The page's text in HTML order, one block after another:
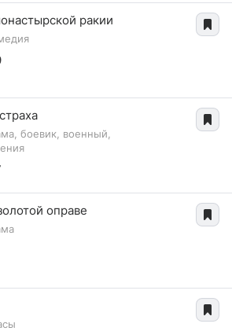
ракии
боевик, военный,
оправе